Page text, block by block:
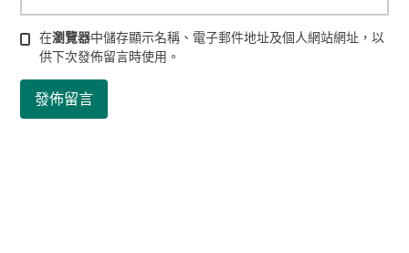
在瀏覽器中儲存顯示名稱、電子郵件地址及個人網站網址，以
供下次發佈留言時使用。